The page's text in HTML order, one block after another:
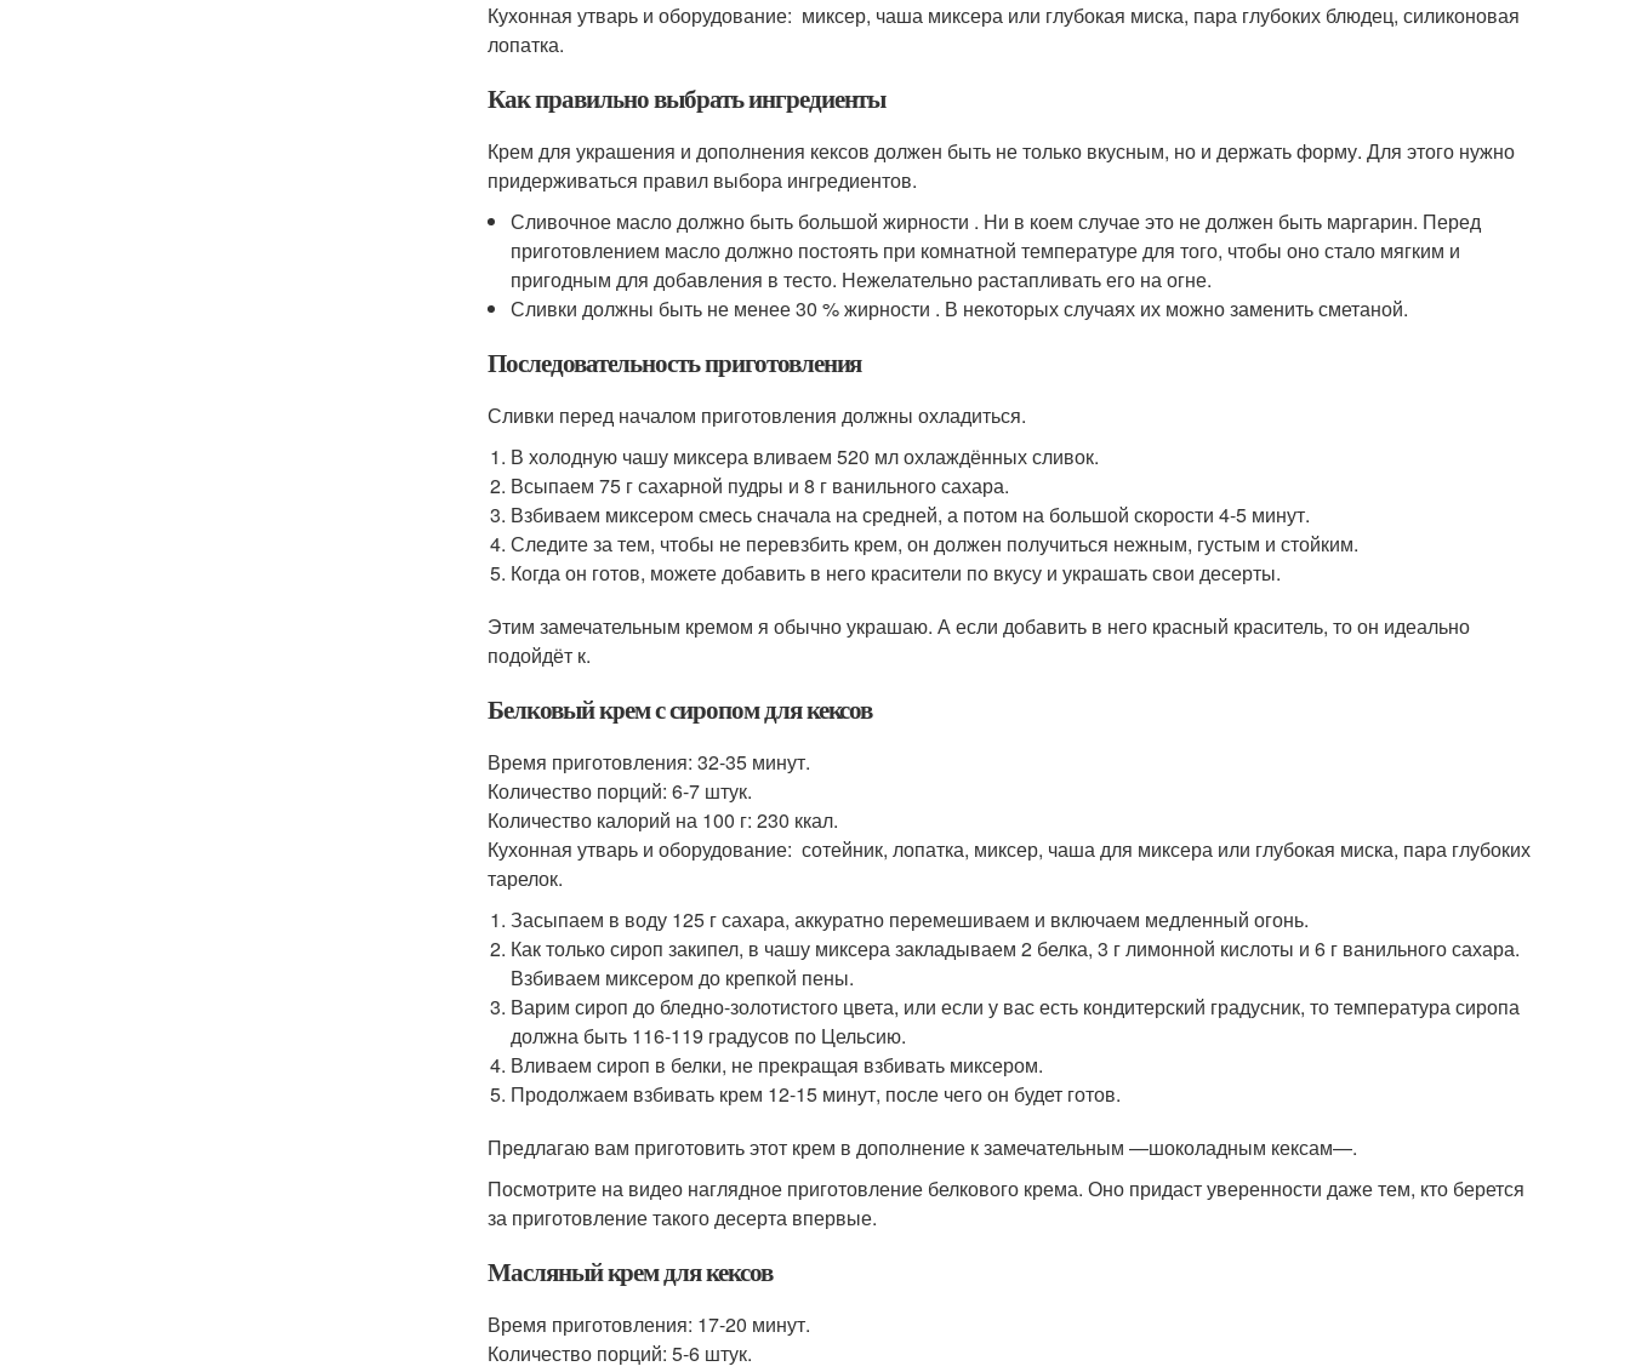
Кухонная утварь и оборудование: миксер, чаша миксера или глубокая миска, пара глубоких блюдец, силиконовая
лопатка.
Как правильно выбрать ингредиенты
Крем для украшения и дополнения кексов должен быть не только вкусным, но и держать форму. Для этого нужно
придерживаться правил выбора ингредиентов.
Сливочное масло должно быть большой жирности . Ни в коем случае это не должен быть маргарин. Перед
приготовлением масло должно постоять при комнатной температуре для того, чтобы оно стало мягким и
пригодным для добавления в тесто. Нежелательно растапливать его на огне.
Сливки должны быть не менее 30 % жирности . В некоторых случаях их можно заменить сметаной.
Последовательность приготовления
Сливки перед началом приготовления должны охладиться.
В холодную чашу миксера вливаем 520 мл охлаждённых сливок.
Всыпаем 75 г сахарной пудры и 8 г ванильного сахара.
Взбиваем миксером смесь сначала на средней, а потом на большой скорости 4-5 минут.
Следите за тем, чтобы не перевзбить крем, он должен получиться нежным, густым и стойким.
Когда он готов, можете добавить в него красители по вкусу и украшать свои десерты.
Этим замечательным кремом я обычно украшаю. А если добавить в него красный краситель, то он идеально
подойдёт к.
Белковый крем с сиропом для кексов
Время приготовления: 32-35 минут.
Количество порций: 6-7 штук.
Количество калорий на 100 г: 230 ккал.
Кухонная утварь и оборудование: сотейник, лопатка, миксер, чаша для миксера или глубокая миска, пара глубоких
тарелок.
Засыпаем в воду 125 г сахара, аккуратно перемешиваем и включаем медленный огонь.
Как только сироп закипел, в чашу миксера закладываем 2 белка, 3 г лимонной кислоты и 6 г ванильного сахара.
Взбиваем миксером до крепкой пены.
Варим сироп до бледно-золотистого цвета, или если у вас есть кондитерский градусник, то температура сиропа
должна быть 116-119 градусов по Цельсию.
Вливаем сироп в белки, не прекращая взбивать миксером.
Продолжаем взбивать крем 12-15 минут, после чего он будет готов.
Предлагаю вам приготовить этот крем в дополнение к замечательным —шоколадным кексам—.
Посмотрите на видео наглядное приготовление белкового крема. Оно придаст уверенности даже тем, кто берется
за приготовление такого десерта впервые.
Масляный крем для кексов
Время приготовления: 17-20 минут.
Количество порций: 5-6 штук.